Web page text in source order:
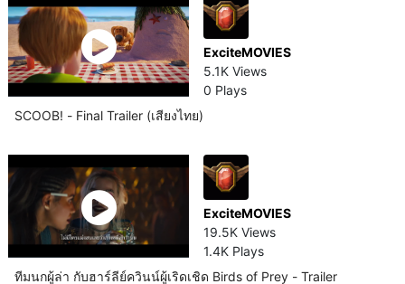
ExciteMOVIES
5.1K Views
0 Plays
SCOOB! - Final Trailer (เสียงไทย)
ExciteMOVIES
19.5K Views
1.4K Plays
ทีมนกผู้ล่า กับฮาร์ลีย์ควินน์ผู้เริดเชิด Birds of Prey - Trailer